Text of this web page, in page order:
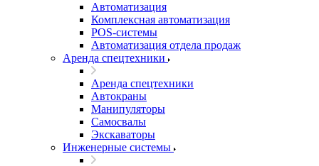
Автоматизация
Комплексная автоматизация
POS-системы
Автоматизация отдела продаж
Аренда спецтехники
Аренда спецтехники
Автокраны
Манипуляторы
Самосвалы
Экскаваторы
Инженерные системы